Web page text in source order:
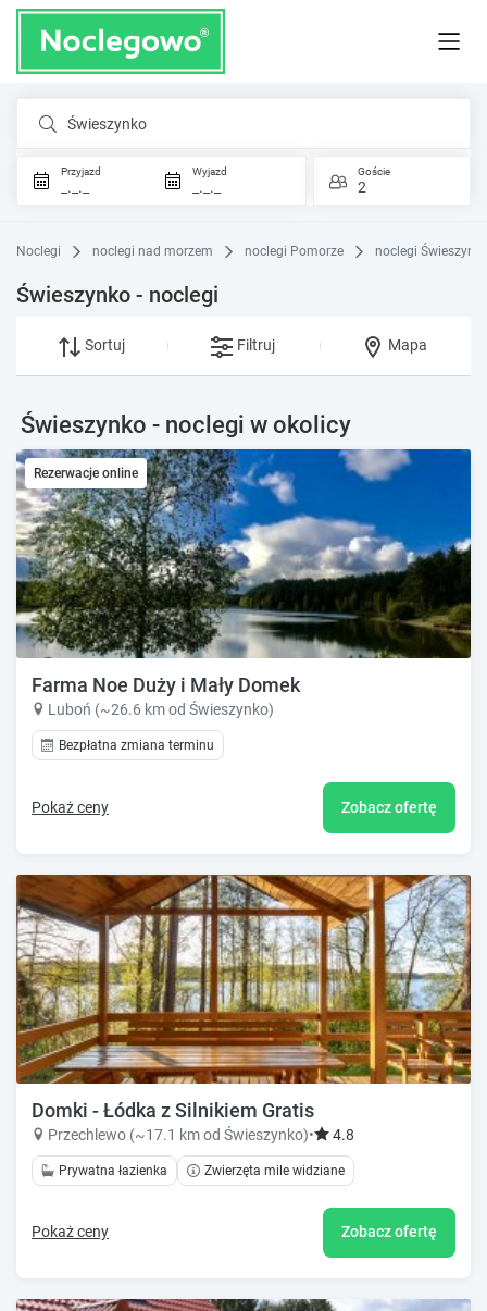
Świeszynko
Przyjazd
_._._
Wyjazd
_._._
Goście
2
Noclegi noclegi nad morzem noclegi Pomorze noclegi
Świeszynko - noclegi
Sortuj Filtruj Mapa
Świeszynko - noclegi w okolicy
Rezerwacje online
Farma Noe Duży i Mały Domek
Luboń (~26.6 km od Świeszynko)
Bezpłatna zmiana terminu
Pokaż ceny Zobacz ofertę
Domki - Łódka z Silnikiem Gratis
Przechlewo (~17.1 km od Świeszynko)• 4.8
Prywatna łazienka Zwierzęta mile widziane
Pokaż ceny Zobacz ofertę